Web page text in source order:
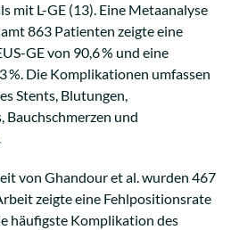
mit L-GE (13). Eine Metaanalyse
863 Patienten zeigte eine
GE von 90,6 % und eine
%. Die Komplikationen umfassen
Stents, Blutungen,
und
von Ghandour et al. wurden 467
zeigte eine Fehlpositionsrate
häufigste Komplikation des